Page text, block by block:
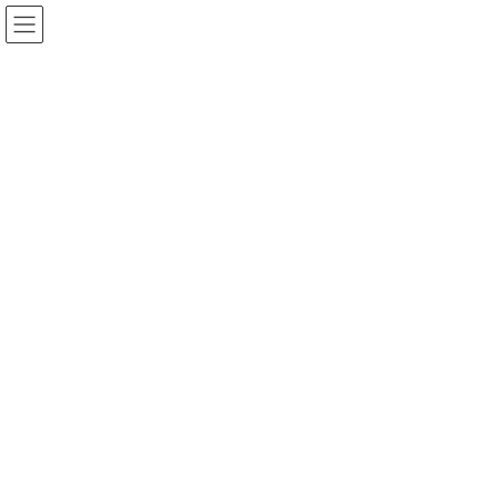
コ
ン
テ
ナ
ビ
ゲ
佐々木志津子 見附市議会議員【公式サイ